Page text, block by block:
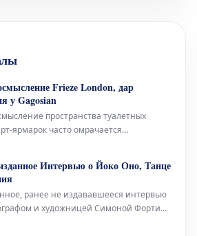
городе на озере Онтарио,
Frieze London, дар
у Gagosian
пространства туалетных
ярмарок часто омрачается
комнат – будь то унылые биотуалеты в
«только для экспонентов».
Интервью о Йоко Оно, Танце
ранее не издававшееся интервью
и художницей Симоной Форти
с многогранной иконой Йоко Оно,